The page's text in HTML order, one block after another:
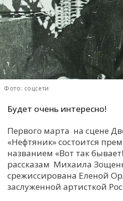
Е
И
К
М
Н
Фото: соцсети
Будет очень интересно!
Первого марта на сцене
«Нефтяник» состоится
названием «Вот так
рассказам Михаила
срежиссирована Еленой
заслуженной артисткой